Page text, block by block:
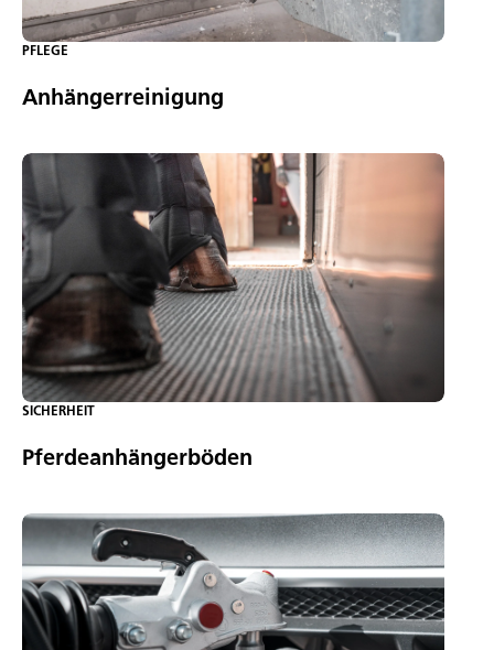
PFLEGE
Anhängerreinigung
SICHERHEIT
Pferdeanhängerböden